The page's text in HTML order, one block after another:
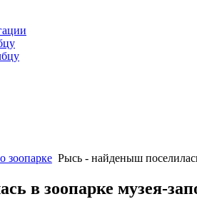
зоопарке Рысь - найденыш
в зоопарке музея-